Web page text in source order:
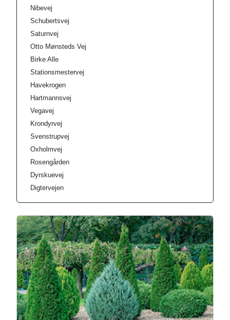
Nibevej
Schubertsvej
Saturnvej
Otto Mønsteds Vej
Birke Alle
Stationsmestervej
Havekrogen
Hartmannsvej
Vegavej
Krondyrvej
Svenstrupvej
Oxholmvej
Rosengården
Dyrskuevej
Digtervejen